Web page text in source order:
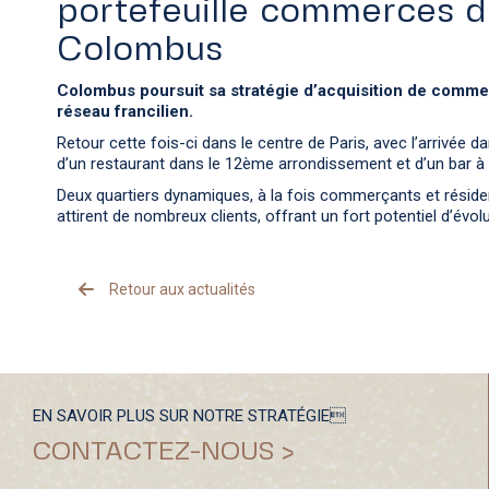
portefeuille commerces
Colombus
Colombus poursuit sa stratégie d’acquisition de
réseau francilien.
Retour cette fois-ci dans le centre de Paris, avec l’arrivée
d’un restaurant dans le 12ème arrondissement et d’un bar
Deux quartiers dynamiques, à la fois commerçants et
attirent de nombreux clients, offrant un fort potentiel
Retour aux actualités
EN SAVOIR PLUS SUR NOTRE STRATÉGIE
CONTACTEZ-NOUS >